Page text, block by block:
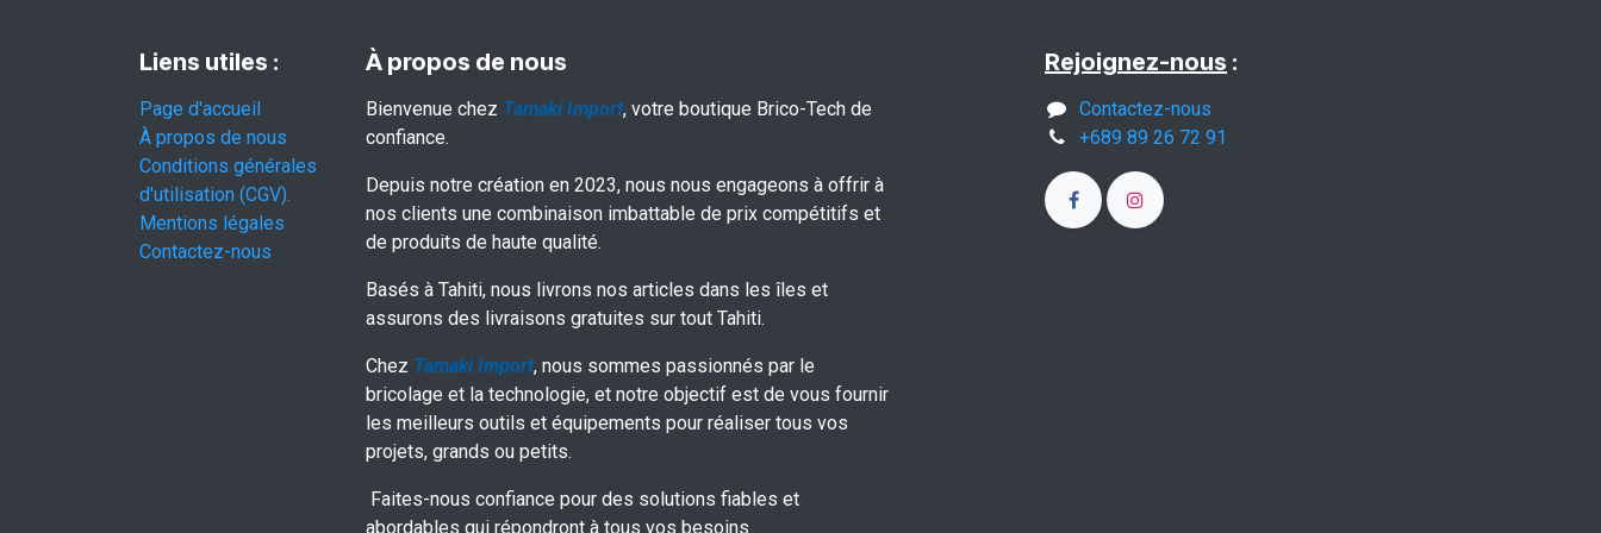
Liens utiles :
Page d'accueil
À propos de nous
Conditions générales
d'utilisation (CGV).
Mentions légales
Contactez-nous
À propos de nous
Bienvenue chez Tamaki Import, votre boutique Brico-Tech de
confiance.
Depuis notre création en 2023, nous nous engageons à offrir à
nos clients une combinaison imbattable de prix compétitifs et
de produits de haute qualité.
Basés à Tahiti, nous livrons nos articles dans les îles et
assurons des livraisons gratuites sur tout Tahiti.
Chez Tamaki Import, nous sommes passionnés par le
bricolage et la technologie, et notre objectif est de vous fournir
les meilleurs outils et équipements pour réaliser tous vos
projets, grands ou petits.
Faites-nous confiance pour des solutions fiables et
abordables qui répondront à tous vos besoins.
Rejoignez-nous :
Contactez-nous
+689 89 26 72 91